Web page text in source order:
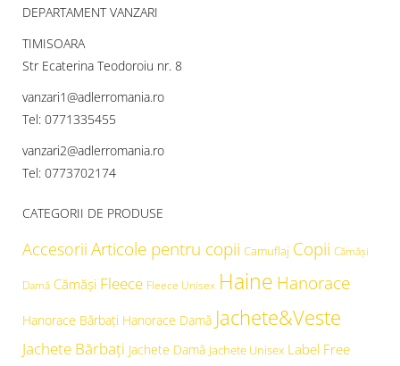
DEPARTAMENT VANZARI
TIMISOARA
Str Ecaterina Teodoroiu nr. 8
vanzari1@adlerromania.ro
Tel: 0771335455
vanzari2@adlerromania.ro
Tel: 0773702174
CATEGORII DE PRODUSE
Accesorii Articole pentru copii Camuflaj Copii Cămăşi
Damă Cămăși Fleece Fleece Unisex Haine Hanorace
Hanorace Bărbați Hanorace Damă Jachete&Veste
Jachete Bărbați Jachete Damă Jachete Unisex Label Free